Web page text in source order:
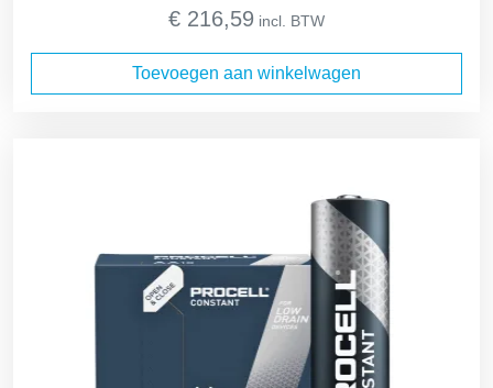
€ 216,59 incl. BTW
Toevoegen aan winkelwagen